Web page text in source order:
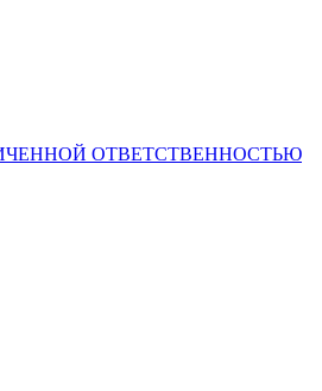
ОТВЕТСТВЕННОСТЬЮ